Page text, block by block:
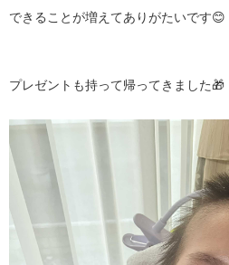
できることが増えてありがたいです😊
プレゼントも持って帰ってきました🎁